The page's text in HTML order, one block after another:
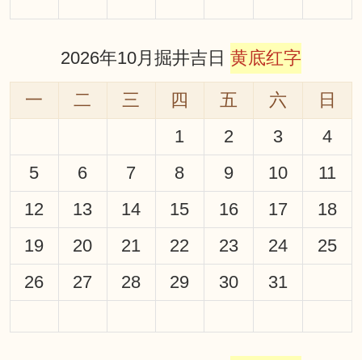
2026年10月掘井吉日 黄底红字
一 二 三 四 五 六
日
1
2 3
4
5
6 7 8 9 10
11
12
13 14 15 16 17
18
19
20 21 22 23 24
25
26
27 28 29 30 31